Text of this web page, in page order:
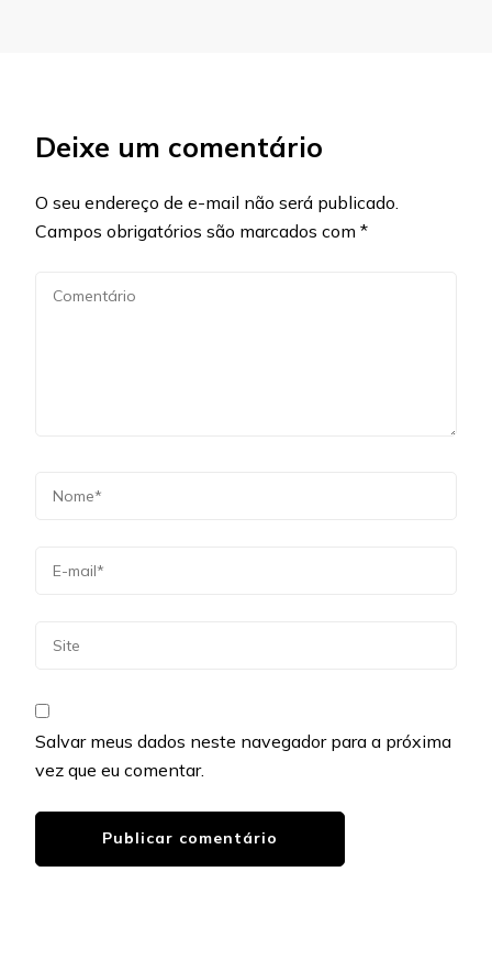
Deixe um comentário
O seu endereço de e-mail não será publicado.
Campos obrigatórios são marcados com *
Salvar meus dados neste navegador para a próxima
vez que eu comentar.